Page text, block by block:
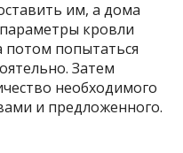
им, а дома
кровли
попытаться
Затем
необходимого
и предложенного.